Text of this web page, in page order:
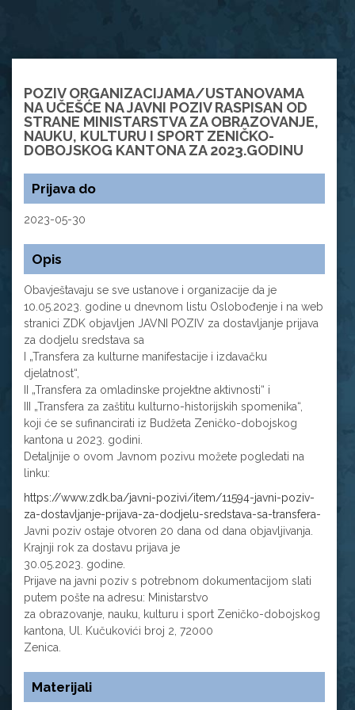
POZIV ORGANIZACIJAMA/USTANOVAMA
NA UČEŠĆE NA JAVNI POZIV RASPISAN OD
STRANE MINISTARSTVA ZA OBRAZOVANJE,
NAUKU, KULTURU I SPORT ZENIČKO-
DOBOJSKOG KANTONA ZA 2023.GODINU
Prijava do
2023-05-30
Opis
Obavještavaju se sve ustanove i organizacije da je
10.05.2023. godine u dnevnom listu Oslobođenje i na web
stranici ZDK objavljen JAVNI POZIV za dostavljanje prijava
za dodjelu sredstava sa
I „Transfera za kulturne manifestacije i izdavačku
djelatnost“,
II „Transfera za omladinske projektne aktivnosti“ i
III „Transfera za zaštitu kulturno-historijskih spomenika“,
koji će se sufinancirati iz Budžeta Zeničko-dobojskog
kantona u 2023. godini.
Detaljnije o ovom Javnom pozivu možete pogledati na
linku:
https://www.zdk.ba/javni-pozivi/item/11594-javni-poziv-
za-dostavljanje-prijava-za-dodjelu-sredstava-sa-transfera-
Javni poziv ostaje otvoren 20 dana od dana objavljivanja.
Krajnji rok za dostavu prijava je
30.05.2023. godine.
Prijave na javni poziv s potrebnom dokumentacijom slati
putem pošte na adresu: Ministarstvo
za obrazovanje, nauku, kulturu i sport Zeničko-dobojskog
kantona, Ul. Kučukovići broj 2, 72000
Zenica.
Materijali